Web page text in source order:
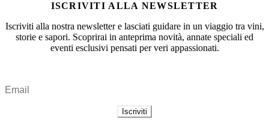
ISCRIVITI ALLA NEWSLETTER
Iscriviti alla nostra newsletter e lasciati guidare in un viaggio tra vini,
storie e sapori. Scoprirai in anteprima novità, annate speciali ed
eventi esclusivi pensati per veri appassionati.